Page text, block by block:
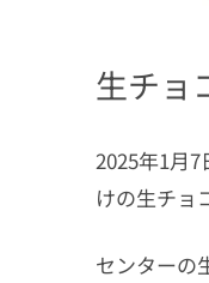
生チョ
2025年1月
けの生チョ
センターの